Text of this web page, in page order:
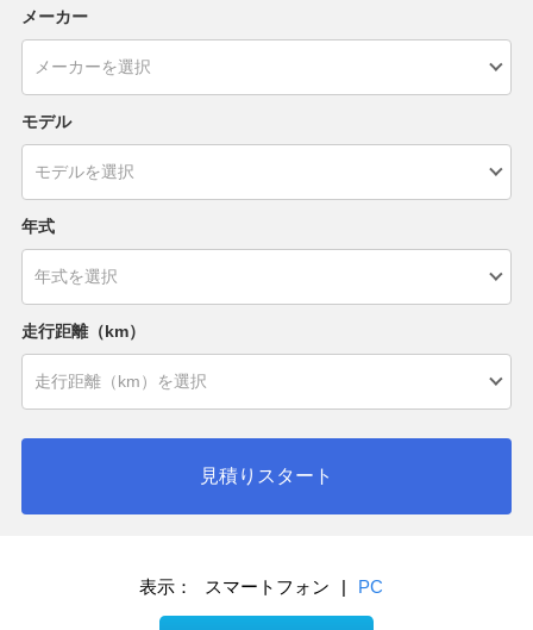
メーカー
モデル
年式
走行距離（km）
見積りスタート
表示： スマートフォン | PC